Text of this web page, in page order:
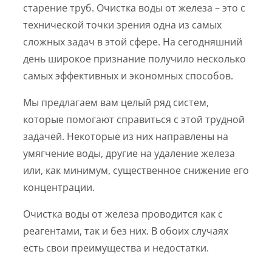
старение труб. Очистка воды от железа – это с
технической точки зрения одна из самых
сложных задач в этой сфере. На сегодняшний
день широкое признание получило несколько
самых эффективных и экономных способов.
Мы предлагаем вам целый ряд систем,
которые помогают справиться с этой трудной
задачей. Некоторые из них направлены на
умягчение воды, другие на удаление железа
или, как минимум, существенное снижение его
концентрации.
Очистка воды от железа проводится как с
реагентами, так и без них. В обоих случаях
есть свои преимущества и недостатки.